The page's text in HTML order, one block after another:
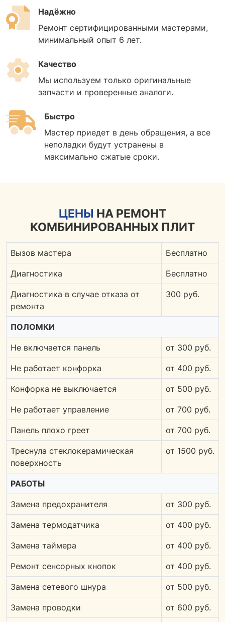
Надёжно
Ремонт сертифицированными мастерами,
минимальный опыт 6 лет.
Качество
Мы используем только оригинальные
запчасти и проверенные аналоги.
Быстро
Мастер приедет в день обращения, а все
неполадки будут устранены в
максимально сжатые сроки.
ЦЕНЫ НА РЕМОНТ
КОМБИНИРОВАННЫХ ПЛИТ
Вызов мастера Бесплатно
Диагностика Бесплатно
Диагностика в случае отказа от
ремонта
300 руб.
ПОЛОМКИ
Не включается панель от 300 руб.
Не работает конфорка от 400 руб.
Конфорка не выключается от 500 руб.
Не работает управление от 700 руб.
Панель плохо греет от 700 руб.
Треснула стеклокерамическая
поверхность
от 1500 руб.
РАБОТЫ
Замена предохранителя от 300 руб.
Замена термодатчика от 400 руб.
Замена таймера от 400 руб.
Ремонт сенсорных кнопок от 400 руб.
Замена сетевого шнура от 500 руб.
Замена проводки от 600 руб.